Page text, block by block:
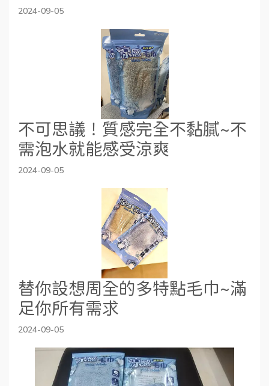
2024-09-05
不可思議！質感完全不黏膩~不
需泡水就能感受涼爽
2024-09-05
替你設想周全的多特點毛巾~滿
足你所有需求
2024-09-05